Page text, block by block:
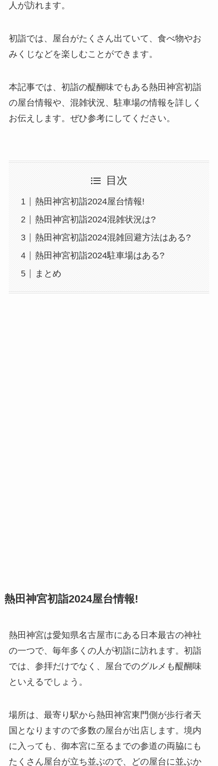
人が訪れます。
初詣では、屋台がたくさん出ていて、食べ物やお
みくじなどを楽しむことができます。
本記事では、初詣の醍醐味でもある熱田神宮初詣
の屋台情報や、混雑状況、駐車場の情報を詳しく
お伝えします。ぜひ参考にしてください。
目次
熱田神宮初詣2024屋台情報!
熱田神宮初詣2024混雑状況は?
熱田神宮初詣2024混雑回避方法はある?
熱田神宮初詣2024駐車場はある?
まとめ
熱田神宮初詣2024屋台情報!
熱田神宮は愛知県名古屋市にある日本最古の神社
の一つで、毎年多くの人が初詣に訪れます。初詣
では、参拝だけでなく、屋台でのグルメも醍醐味
といえるでしょう。
場所は、最寄り駅から熱田神宮東門側が歩行者天
国となりますので多数の屋台が出店します。境内
に入っても、御本宮に至るまでの参道の両脇にも
たくさん屋台が立ち並ぶので、どの屋台に並ぶか